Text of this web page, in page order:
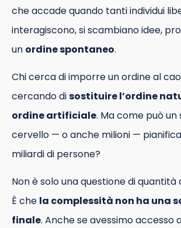
che accade quando tanti individui
interagiscono, si scambiano idee,
un ordine spontaneo.
Chi cerca di imporre un ordine al
cercando disostituire l’ordine
ordine artificiale. Ma come può un
cervello — o anche milioni —
miliardi di persone?
Non è solo una questione di quantità
È che la complessità non ha una
finale. Anche se avessimo accesso